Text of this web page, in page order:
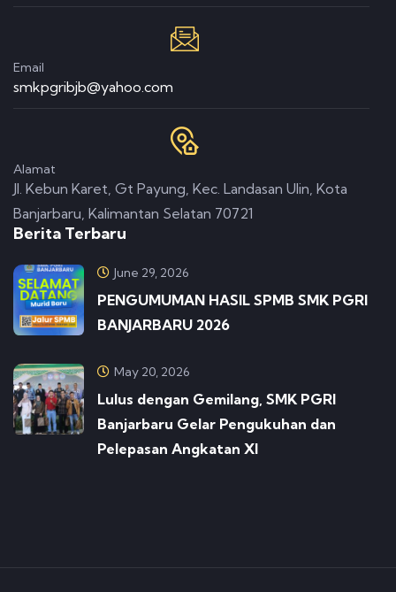
Email
smkpgribjb@yahoo.com
Alamat
Jl. Kebun Karet, Gt Payung, Kec. Landasan Ulin, Kota
Banjarbaru, Kalimantan Selatan 70721
Berita Terbaru
June 29, 2026
PENGUMUMAN HASIL SPMB SMK PGRI
BANJARBARU 2026
May 20, 2026
Lulus dengan Gemilang, SMK PGRI
Banjarbaru Gelar Pengukuhan dan
Pelepasan Angkatan XI